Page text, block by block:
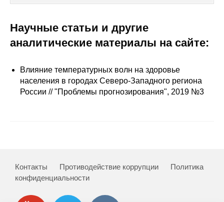
Отчетность
Противодействие коррупции
Публикации
О журнале
Научные статьи и другие
аналитические материалы на сайте:
Влияние температурных волн на здоровье
населения в городах Северо-Западного региона
России // "Проблемы прогнозирования", 2019 №3
Контакты Противодействие коррупции
Политика
конфиденциальности